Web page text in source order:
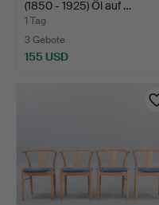
(1850 - 1925) Öl auf …
1 Tag
3 Gebote
155 USD